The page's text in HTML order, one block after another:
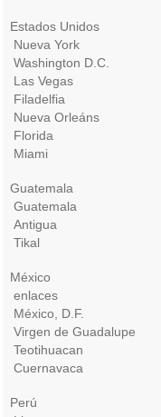
Estados Unidos
Nueva York
Washington D.C.
Las Vegas
Filadelfia
Nueva Orleáns
Florida
Miami
Guatemala
Guatemala
Antigua
Tikal
México
enlaces
México, D.F.
Virgen de Guadalupe
Teotihuacan
Cuernavaca
Perú